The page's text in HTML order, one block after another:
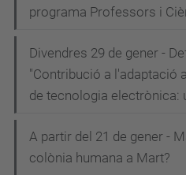
programa Professors i
Divendres 29 de gener -
"Contribució a l'adaptació
de tecnologia electrònica:
A partir del 21 de gener -
colònia humana a Mart?